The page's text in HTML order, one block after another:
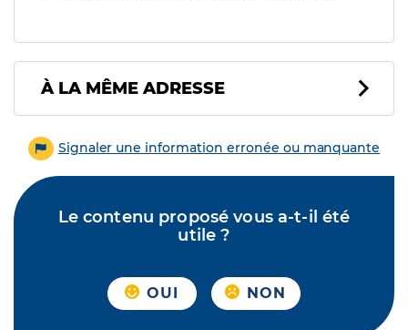
À LA MÊME ADRESSE
Signaler une information erronée ou manquante
Le contenu proposé vous a-t-il été
utile ?
OUI NON